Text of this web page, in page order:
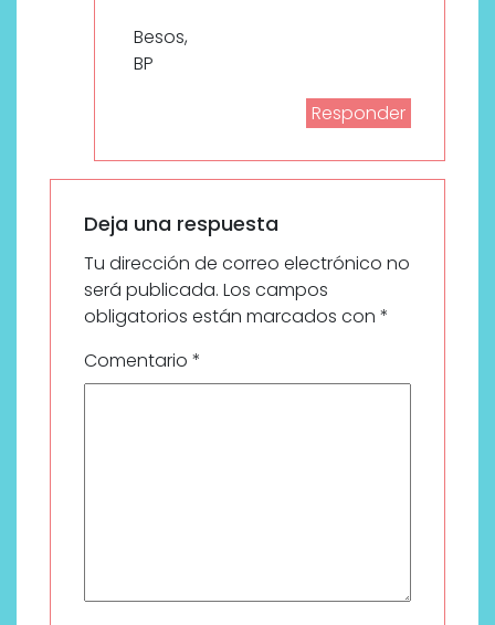
Besos,
BP
Responder
Deja una respuesta
Tu dirección de correo electrónico no
será publicada. Los campos
obligatorios están marcados con *
Comentario *